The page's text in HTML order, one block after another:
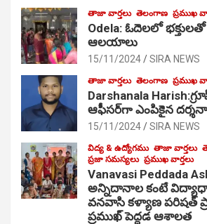
తాజా వార్తలు తెలంగాణ ప్రముఖ
Odela: ఓదెల‌లో
ఆల‌యాలు
15/11/2024 SIRA NEWS
తాజా వార్తలు తెలంగాణ ప్రముఖ
Darshanala
ఆఫీసర్‌గా ఎంపికైన
15/11/2024 SIRA NEWS
విద్య & ఉద్యోగము తాజా వార్తలు
ప్రజా సమస్యలు ప్రముఖ వార్తలు
Vanavasi Peddada
అన్నిదానాల కంటే
వనవాసి కళ్యాణ పరిషత్
ప్రముఖ్ పెద్దడ ఆశాలత